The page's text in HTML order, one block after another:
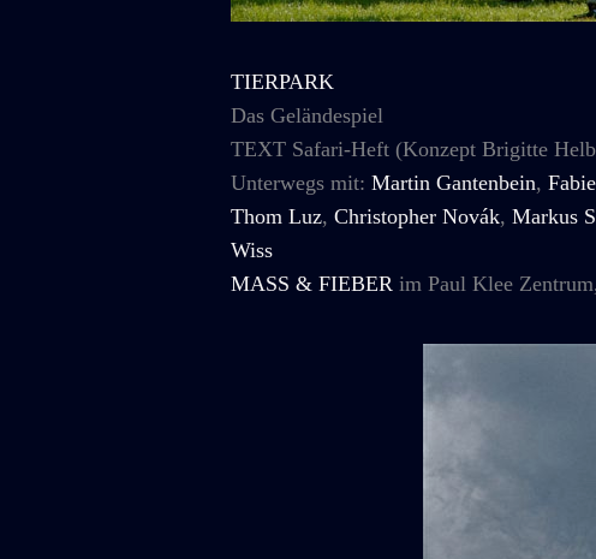
TIERPARK
Das Geländespiel
TEXT Safari-Heft (Konzept Brigitte
Unterwegs mit:Martin Gantenbein,
Thom Luz,Christopher Novák,Markus
Wiss
MASS & FIEBER im Paul Klee